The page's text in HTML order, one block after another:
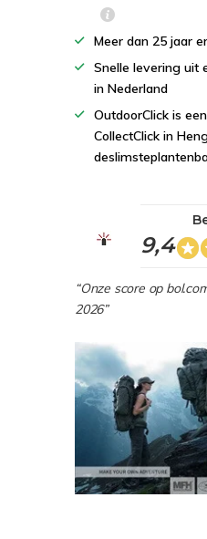
Meer dan 25 jaar
Snelle levering uit
in Nederland
OutdoorClick is
CollectClick in
9,4
“Onze score op
2026”